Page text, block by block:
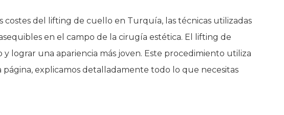
del lifting de cuello en Turquía, las técnicas utilizadas
en el campo de la cirugía estética. El lifting de
lograr una apariencia más joven. Este procedimiento utiliza
explicamos detalladamente todo lo que necesitas